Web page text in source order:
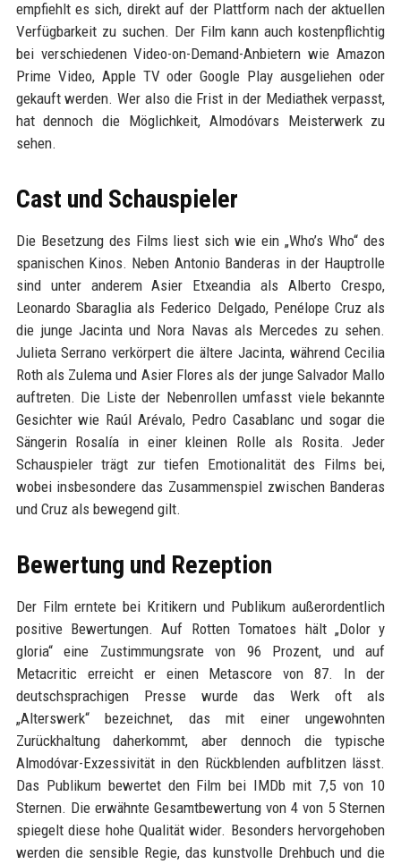
empfiehlt es sich, direkt auf der Plattform nach der aktuellen
Verfügbarkeit zu suchen. Der Film kann auch kostenpflichtig
bei verschiedenen Video-on-Demand-Anbietern wie Amazon
Prime Video, Apple TV oder Google Play ausgeliehen oder
gekauft werden. Wer also die Frist in der Mediathek verpasst,
hat dennoch die Möglichkeit, Almodóvars Meisterwerk zu
sehen.
Cast und Schauspieler
Die Besetzung des Films liest sich wie ein „Who’s Who“ des
spanischen Kinos. Neben Antonio Banderas in der Hauptrolle
sind unter anderem Asier Etxeandia als Alberto Crespo,
Leonardo Sbaraglia als Federico Delgado, Penélope Cruz als
die junge Jacinta und Nora Navas als Mercedes zu sehen.
Julieta Serrano verkörpert die ältere Jacinta, während Cecilia
Roth als Zulema und Asier Flores als der junge Salvador Mallo
auftreten. Die Liste der Nebenrollen umfasst viele bekannte
Gesichter wie Raúl Arévalo, Pedro Casablanc und sogar die
Sängerin Rosalía in einer kleinen Rolle als Rosita. Jeder
Schauspieler trägt zur tiefen Emotionalität des Films bei,
wobei insbesondere das Zusammenspiel zwischen Banderas
und Cruz als bewegend gilt.
Bewertung und Rezeption
Der Film erntete bei Kritikern und Publikum außerordentlich
positive Bewertungen. Auf Rotten Tomatoes hält „Dolor y
gloria“ eine Zustimmungsrate von 96 Prozent, und auf
Metacritic erreicht er einen Metascore von 87. In der
deutschsprachigen Presse wurde das Werk oft als
„Alterswerk“ bezeichnet, das mit einer ungewohnten
Zurückhaltung daherkommt, aber dennoch die typische
Almodóvar-Exzessivität in den Rückblenden aufblitzen lässt.
Das Publikum bewertet den Film bei IMDb mit 7,5 von 10
Sternen. Die erwähnte Gesamtbewertung von 4 von 5 Sternen
spiegelt diese hohe Qualität wider. Besonders hervorgehoben
werden die sensible Regie, das kunstvolle Drehbuch und die